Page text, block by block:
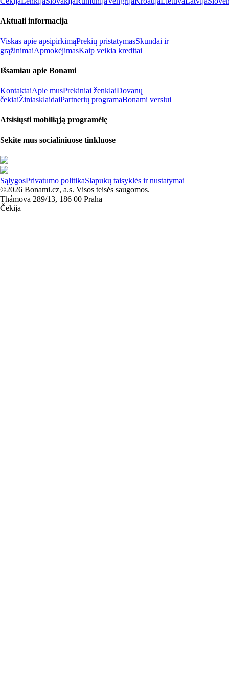
Aktuali informacija
Viskas apie apsipirkimąPrekių pristatymasSkundai ir
grąžinimaiApmokėjimasKaip veikia kreditai
Išsamiau apie Bonami
KontaktaiApie musPrekiniai ženklaiDovanų
čekiaiŽiniasklaidaiPartnerių programaBonami verslui
Atsisiųsti mobiliąją programėlę
Sekite mus socialiniuose tinkluose
SąlygosPrivatumo politikaSlapukų taisyklės ir nustatymai
©2026 Bonami.cz, a.s. Visos teisės saugomos.
Thámova 289/13, 186 00 Praha
Čekija